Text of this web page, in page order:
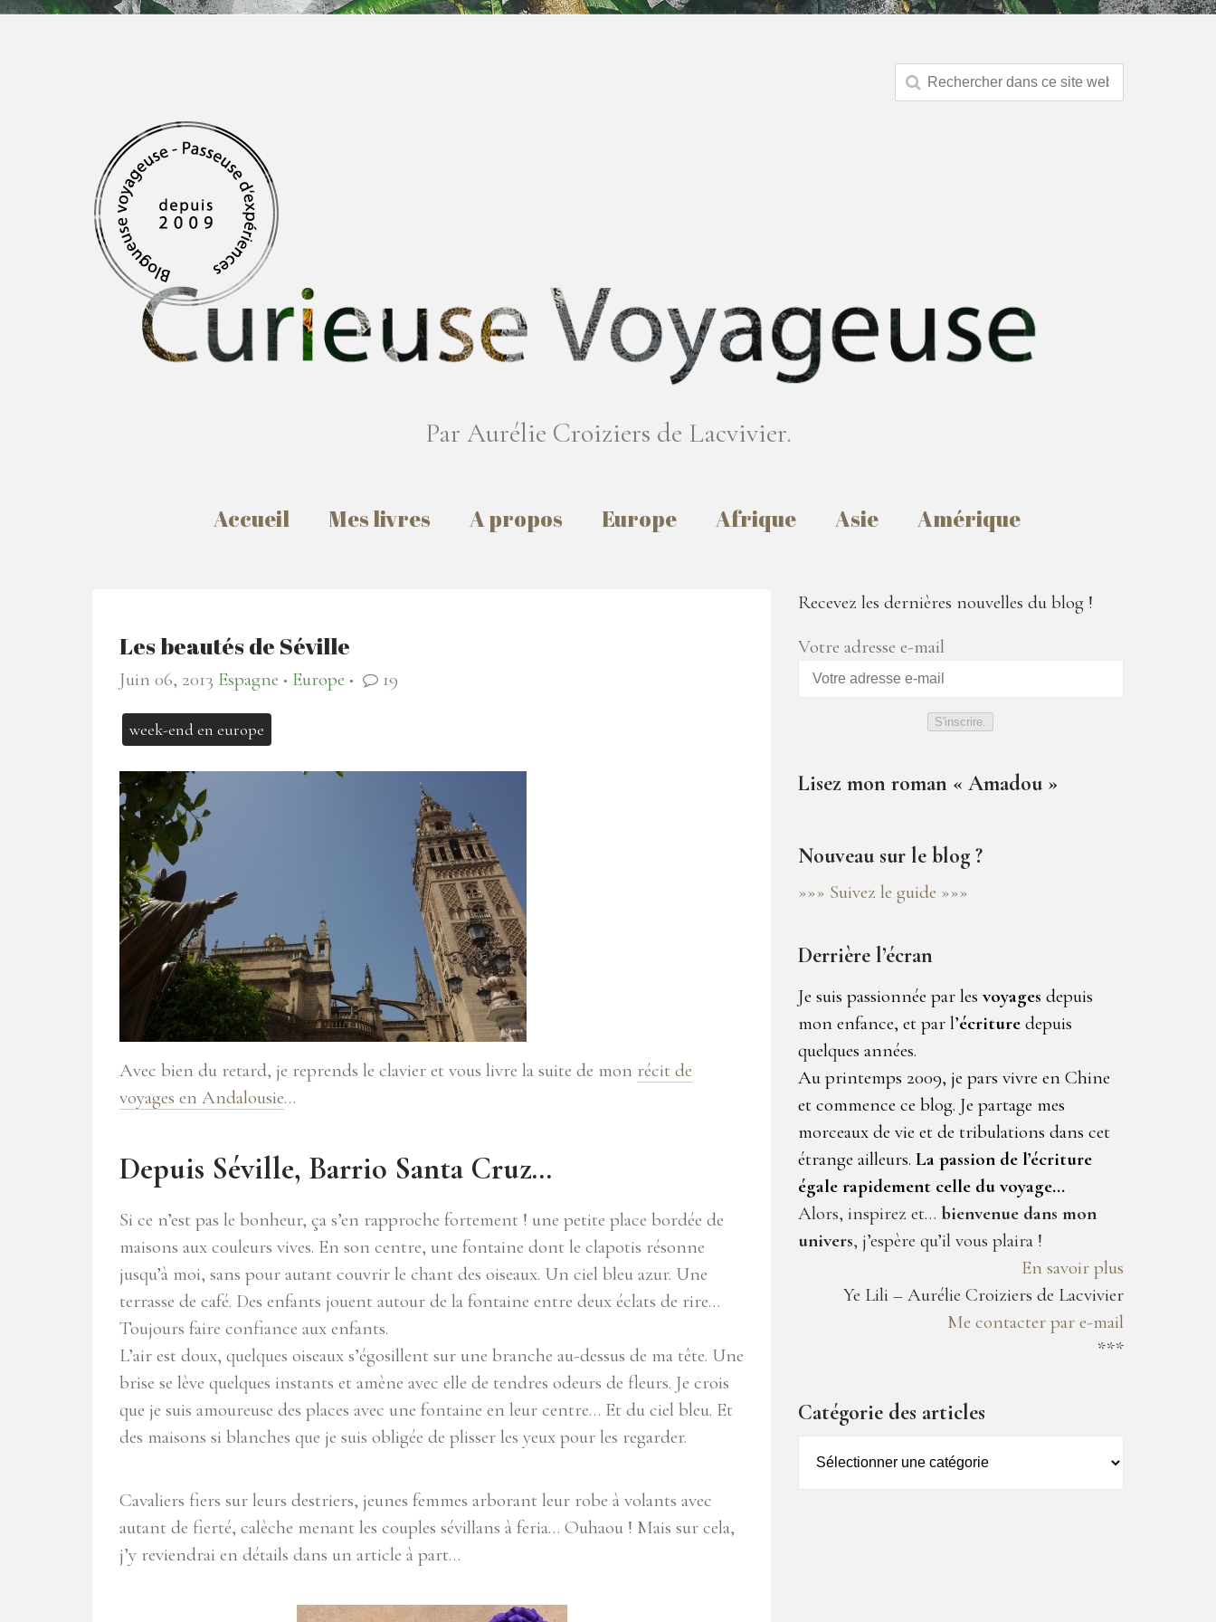
Par Aurélie Croiziers de Lacvivier.
Accueil Mes livres A propos Europe Afrique Asie Amérique
Les beautés de Séville
Juin 06, 2013 Espagne ● Europe ● 19
week-end en europe
Avec bien du retard, je reprends le clavier et vous livre la suite de mon récit de
voyages en Andalousie…
Depuis Séville, Barrio Santa Cruz…
Si ce n’est pas le bonheur, ça s’en rapproche fortement ! une petite place bordée de
maisons aux couleurs vives. En son centre, une fontaine dont le clapotis résonne
jusqu’à moi, sans pour autant couvrir le chant des oiseaux. Un ciel bleu azur. Une
terrasse de café. Des enfants jouent autour de la fontaine entre deux éclats de rire…
Toujours faire confiance aux enfants.
L’air est doux, quelques oiseaux s’égosillent sur une branche au-dessus de ma tête. Une
brise se lève quelques instants et amène avec elle de tendres odeurs de fleurs. Je crois
que je suis amoureuse des places avec une fontaine en leur centre… Et du ciel bleu. Et
des maisons si blanches que je suis obligée de plisser les yeux pour les regarder.
Cavaliers fiers sur leurs destriers, jeunes femmes arborant leur robe à volants avec
autant de fierté, calèche menant les couples sévillans à feria… Ouhaou ! Mais sur cela,
j’y reviendrai en détails dans un article à part…
Recevez les dernières nouvelles du blog !
Votre adresse e-mail
S'inscrire.
Lisez mon roman « Amadou »
Nouveau sur le blog ?
»»» Suivez le guide »»»
Derrière l’écran
Je suis passionnée par les voyages depuis
mon enfance, et par l’écriture depuis
quelques années.
Au printemps 2009, je pars vivre en Chine
et commence ce blog. Je partage mes
morceaux de vie et de tribulations dans cet
étrange ailleurs. La passion de l’écriture
égale rapidement celle du voyage…
Alors, inspirez et… bienvenue dans mon
univers, j’espère qu’il vous plaira !
En savoir plus
Ye Lili – Aurélie Croiziers de Lacvivier
Me contacter par e-mail
***
Catégorie des articles
des